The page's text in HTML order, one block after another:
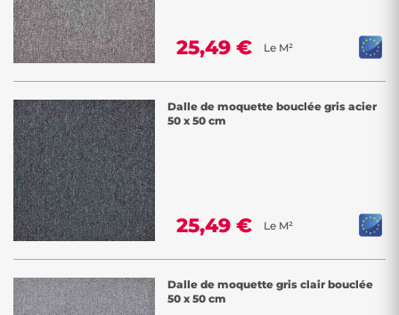
25,49 € Le M²
Dalle de moquette bouclée gris acier
50 x 50 cm
25,49 € Le M²
Dalle de moquette gris clair bouclée
50 x 50 cm